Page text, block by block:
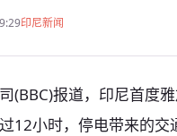
印尼新闻
(BBC)报道，印尼首度
12小时，停电带来的交